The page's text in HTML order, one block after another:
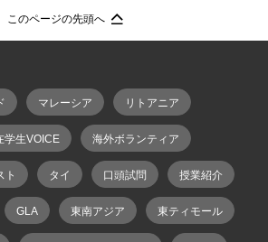
このページの先頭へ
マレーシア リトアニア
学生VOICE 海外ボランティア
ト タイ 口頭試問 授業紹介
GLA 東南アジア 東ティモール